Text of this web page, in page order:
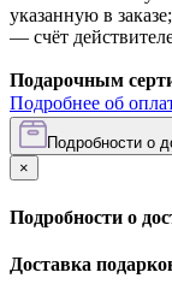
указанную в заказе;
— счёт
Подарочным
Подробнее об
Подробности о
×
Подробности о
Доставка